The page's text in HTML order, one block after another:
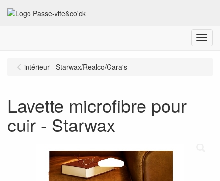
Menu
intérieur - Starwax/Realco/Gara's
Lavette microfibre pour
cuir - Starwax